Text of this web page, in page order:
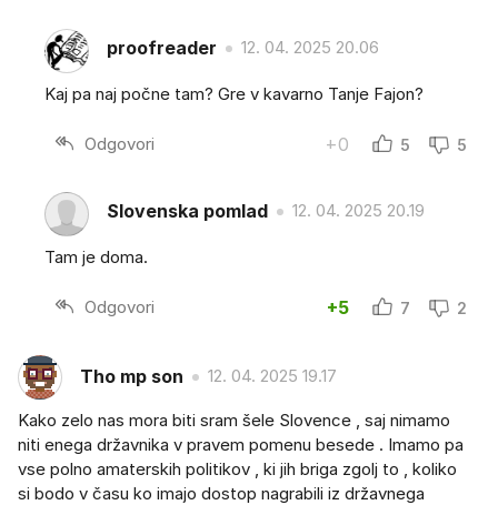
proofreader 12. 04. 2025 20.06
Kaj pa naj počne tam? Gre v kavarno Tanje Fajon?
Odgovori +0 5 5
Slovenska pomlad 12. 04. 2025 20.19
Tam je doma.
Odgovori +5 7 2
Tho mp son 12. 04. 2025 19.17
Kako zelo nas mora biti sram šele Slovence , saj nimamo
niti enega državnika v pravem pomenu besede . Imamo pa
vse polno amaterskih politikov , ki jih briga zgolj to , koliko
si bodo v času ko imajo dostop nagrabili iz državnega